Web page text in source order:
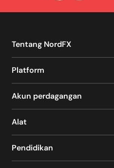
Tentang NordFX
Platform
Akun perdagangan
Alat
Pendidikan